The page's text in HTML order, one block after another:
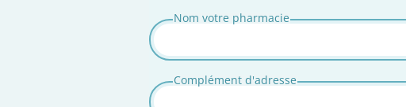
Nom votre pharmacie
Complément d'adresse